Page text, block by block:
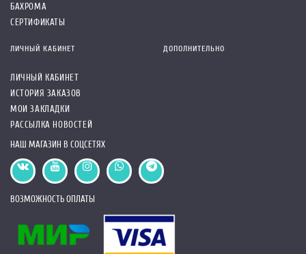
БАХРОМА
СЕРТИФИКАТЫ
ЛИЧНЫЙ КАБИНЕТ
ЛИЧНЫЙ КАБИНЕТ
ИСТОРИЯ ЗАКАЗОВ
МОИ ЗАКЛАДКИ
РАССЫЛКА НОВОСТЕЙ
ДОПОЛНИТЕЛЬНО
НАШ МАГАЗИН В СОЦСЕТЯХ
ВОЗМОЖНОСТЬ ОПЛАТЫ